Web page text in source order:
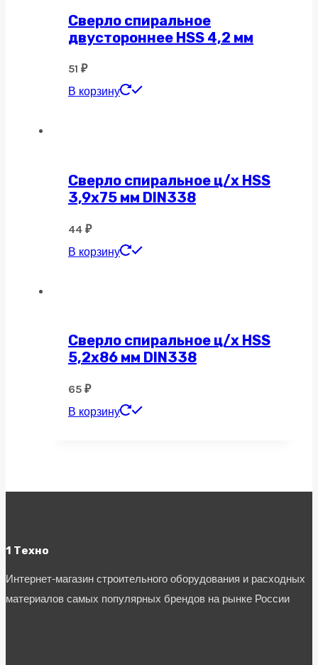
Сверло спиральное
двустороннее HSS 4,2 мм
51 ₽
В корзину
Сверло спиральное ц/х HSS
3,9х75 мм DIN338
44 ₽
В корзину
Сверло спиральное ц/х HSS
5,2х86 мм DIN338
65 ₽
В корзину
1 Техно
Интернет-магазин строительного оборудования и расходных
материалов самых популярных брендов на рынке России